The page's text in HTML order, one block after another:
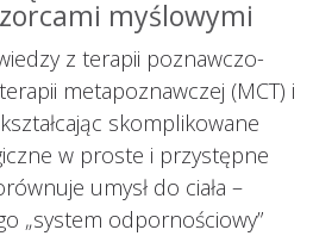
myślowymi
z terapii poznawczo-
metapoznawczej (MCT) i
skomplikowane
w proste i przystępne
umysł do ciała –
„system odpornościowy”